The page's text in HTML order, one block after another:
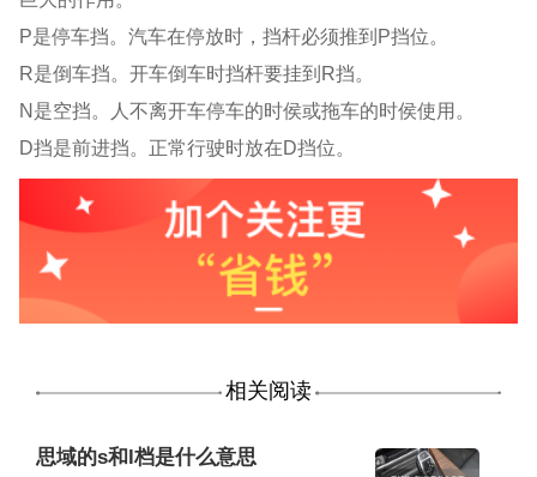
P是停车挡。汽车在停放时，挡杆必须推到 P挡位。
R是倒车挡。开车倒车时挡杆要挂到 R挡。
N是空挡。人不离开车停车的时侯或拖车的时侯使用。
D挡是前进挡。正常行驶时放在D挡位。
相关阅读
思域的s和l档是什么意思